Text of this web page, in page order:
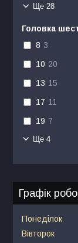
Ще 28
Головка
8 3
10 20
13 15
17 11
19 7
Ще 4
Графік
Понеділок
Вівторок